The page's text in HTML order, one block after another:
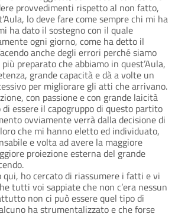
provvedimenti rispetto al non fatto,
lo deve fare come sempre chi mi ha
ha dato il sostegno con il quale
ogni giorno, come ha detto il
anche degli errori perché siamo
preparato che abbiamo in quest’Aula,
grande capacità e dà a volte un
per migliorare gli atti che arrivano.
con passione e con grande laicità
di essere il capogruppo di questo partito
ovviamente verrà dalla decisione di
che mi hanno eletto ed individuato,
e volta ad avere la maggiore
proiezione esterna del grande
ho cercato di riassumere i fatti e vi
tutti voi sappiate che non c’era nessun
non ci può essere quel tipo di
ha strumentalizzato e che forse